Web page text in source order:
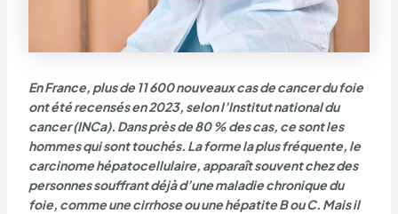
En France, plus de 11 600 nouveaux casde cancer du foie
ont été recensés en 2023, selon l’Institut national du
cancer (INCa). Dans près de 80 % des cas, ce sont les
hommes qui sont touchés. La forme la plus fréquente, le
carcinome hépatocellulaire, apparaît souvent chez des
personnes souffrant déjà d’une maladie chronique du
foie, comme une cirrhose ou une hépatite B ou C. Mais il